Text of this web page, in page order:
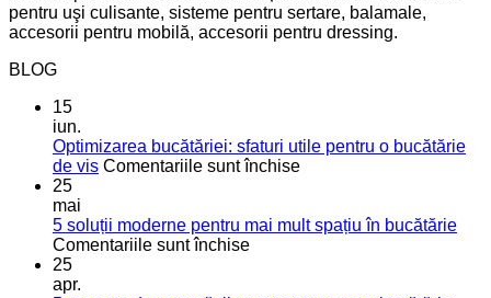
pentru uşi culisante, sisteme pentru sertare, balamale,
accesorii pentru mobilă, accesorii pentru dressing.
BLOG
15
iun.
Optimizarea bucătăriei: sfaturi utile pentru o bucătărie
de vis Comentariile sunt închisepentru
sfaturi
25
mai
5 soluții moderne pentru mai mult spațiu în bucătărie
Comentariile sunt închisepentru
25
apr.